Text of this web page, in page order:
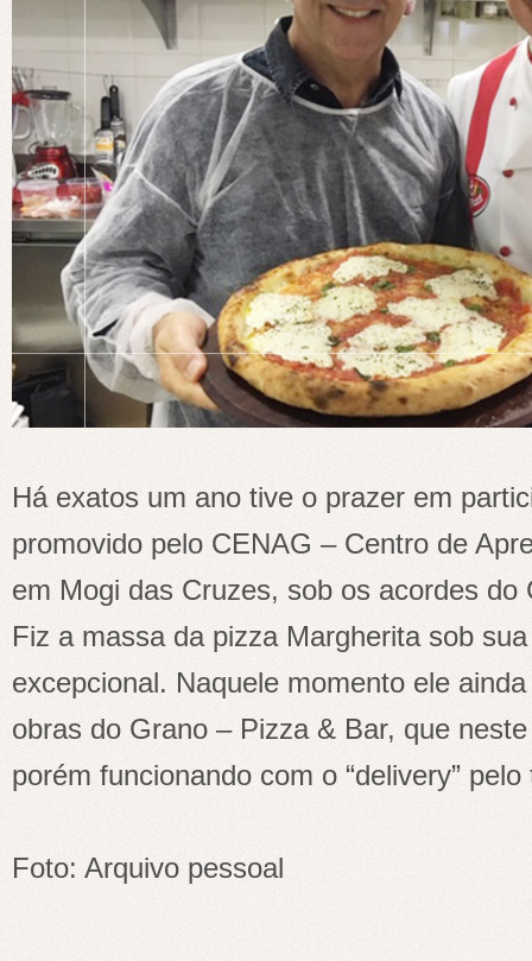
Há exatos um ano tive o prazer em
promovido pelo CENAG – Centro de
em Mogi das Cruzes, sob os acordes
Fiz a massa da pizza Margherita sob
excepcional. Naquele momento ele
obras do Grano – Pizza & Bar, que
porém funcionando com o “delivery”
Foto: Arquivo pessoal